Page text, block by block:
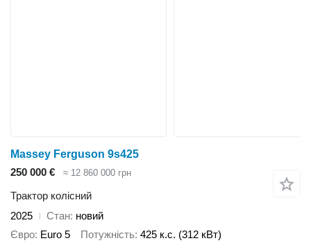
Massey Ferguson 9s425
250 000 €
≈ 12 860 000 грн
Трактор колісний
2025
Стан новий
Євро Euro 5 Потужність 425 к.с. (312 кВт)